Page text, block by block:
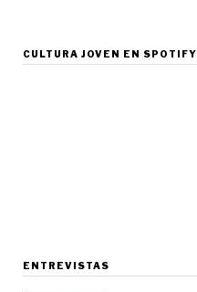
CULTURA JOVEN EN SPOTIFY
ENTREVISTAS